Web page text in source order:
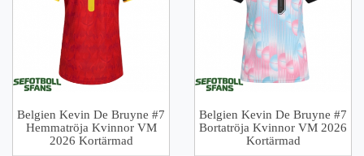
Belgien Kevin De Bruyne #7
Hemmatröja Kvinnor VM
2026 Kortärmad
Belgien Kevin De Bruyne #7
Bortatröja Kvinnor VM 2026
Kortärmad